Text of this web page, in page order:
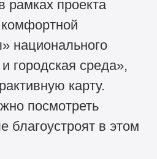
рамках проекта
национального
городская среда»,
карту.
посмотреть
благоустроят в этом